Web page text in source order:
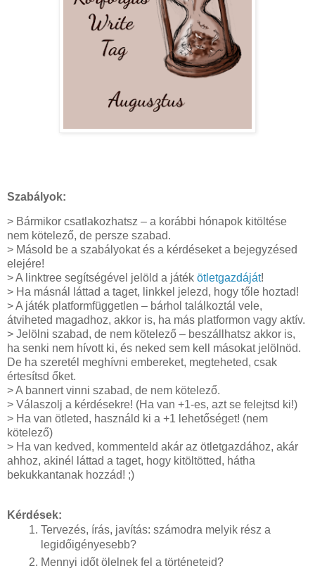
Szabályok:
> Bármikor csatlakozhatsz – a korábbi hónapok kitöltése
nem kötelező, de persze szabad.
> Másold be a szabályokat és a kérdéseket a bejegyzésed
elejére!
> A linktree segítségével jelöld a játék ötletgazdáját!
> Ha másnál láttad a taget, linkkel jelezd, hogy tőle hoztad!
> A játék platformfüggetlen – bárhol találkoztál vele,
átviheted magadhoz, akkor is, ha más platformon vagy aktív.
> Jelölni szabad, de nem kötelező – beszállhatsz akkor is,
ha senki nem hívott ki, és neked sem kell másokat jelölnöd.
De ha szeretél meghívni embereket, megteheted, csak
értesítsd őket.
> A bannert vinni szabad, de nem kötelező.
> Válaszolj a kérdésekre! (Ha van +1-es, azt se felejtsd ki!)
> Ha van ötleted, használd ki a +1 lehetőséget! (nem
kötelező)
> Ha van kedved, kommenteld akár az ötletgazdához, akár
ahhoz, akinél láttad a taget, hogy kitöltötted, hátha
bekukkantanak hozzád! ;)
Kérdések:
Tervezés, írás, javítás: számodra melyik rész a
legidőigényesebb?
Mennyi időt ölelnek fel a történeteid?